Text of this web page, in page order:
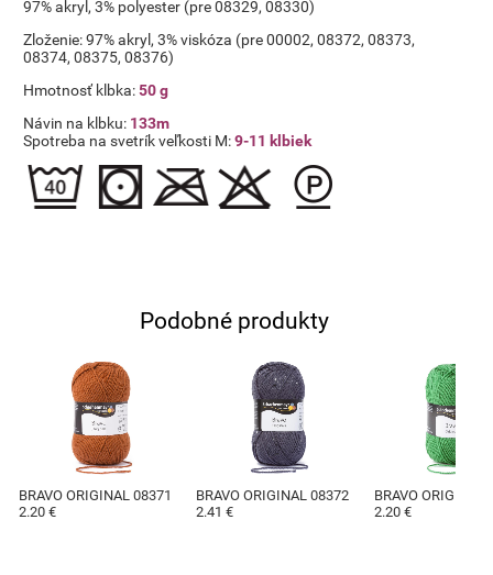
97% akryl, 3% polyester (pre 08329, 08330)
Zloženie: 97% akryl, 3% viskóza (pre 00002, 08372, 08373,
08374, 08375, 08376)
Hmotnosť klbka:50 g
Návin na klbku: 133m
Spotreba na svetrík veľkosti M:9-11 klbiek
Podobné produkty
BRAVO ORIGINAL 08371
2.20 €
BRAVO ORIGINAL 08372
2.41 €
BRAVO ORIGINAL
2.20 €